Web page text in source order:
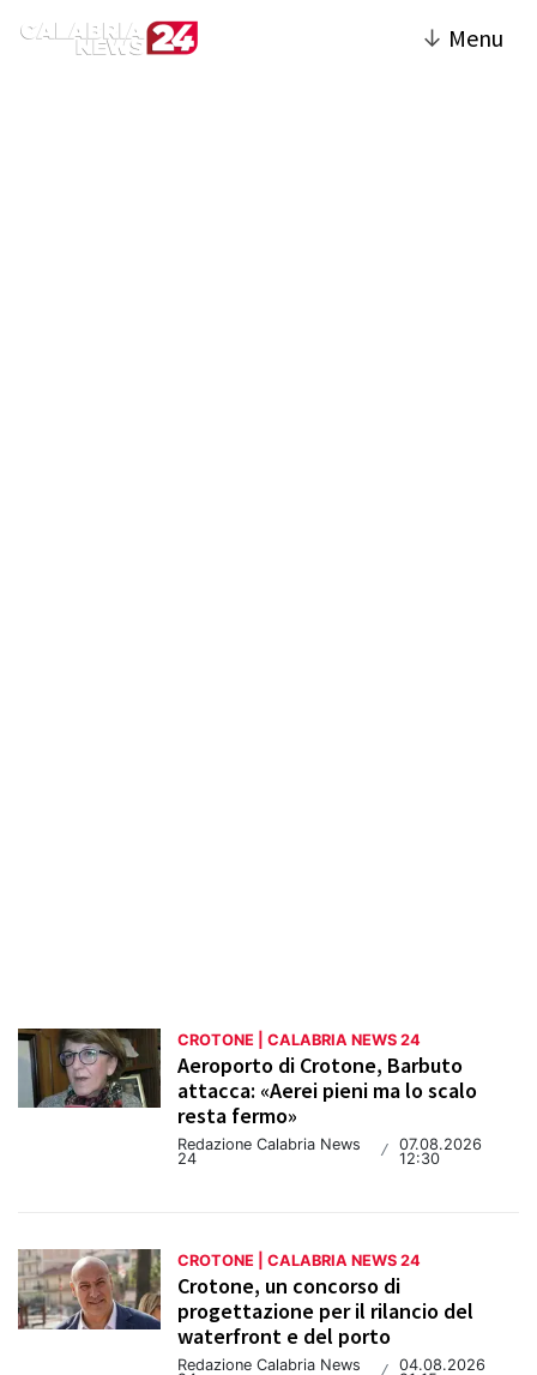
↓ Menu
CROTONE | CALABRIA NEWS 24
Aeroporto di Crotone, Barbuto
attacca: «Aerei pieni ma lo scalo
resta fermo»
Redazione Calabria News
24
/
07.08.2026
12:30
CROTONE | CALABRIA NEWS 24
Crotone, un concorso di
progettazione per il rilancio del
waterfront e del porto
Redazione Calabria News
04.08.2026